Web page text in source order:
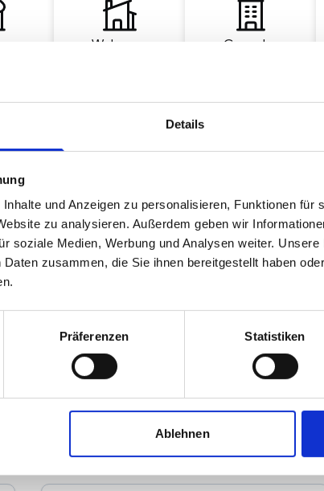
Details
und Anzeigen zu personalisieren, Funktionen für
zu analysieren. Außerdem geben wir
soziale Medien, Werbung und Analysen weiter.
zusammen, die Sie ihnen bereitgestellt haben
Präferenzen Statistiken
Ablehnen
Wohnung Gewerbe
Immobilienmakler
Pickardstr. 4
66346 Püttlingen